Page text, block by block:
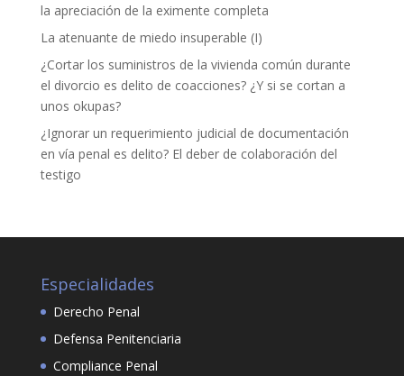
la apreciación de la eximente completa
La atenuante de miedo insuperable (I)
¿Cortar los suministros de la vivienda común durante
el divorcio es delito de coacciones? ¿Y si se cortan a
unos okupas?
¿Ignorar un requerimiento judicial de documentación
en vía penal es delito? El deber de colaboración del
testigo
Especialidades
Derecho Penal
Defensa Penitenciaria
Compliance Penal